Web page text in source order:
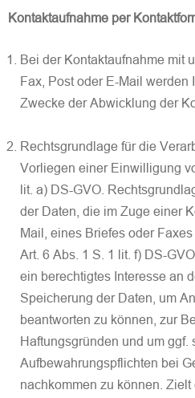
Kontaktaufnahme per
Bei der Kontaktaufnahme mit
Fax, Post oder E-Mail werden
Zwecke der Abwicklung der
Rechtsgrundlage für die
Vorliegen einer Einwilligung
lit. a) DS-GVO.
der Daten, die im Zuge einer
Mail, eines Briefes oder
Art. 6 Abs. 1 S. 1 lit. f) DS-
ein berechtigtes Interesse an
Speicherung der Daten, um
beantworten zu können, zur
Haftungsgründen und um ggf.
Aufbewahrungspflichten bei
nachkommen zu können. Zielt